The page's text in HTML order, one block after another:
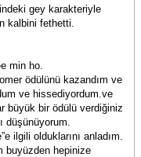
gey karakteriyle
kalbini fethetti.
min ho.
ödülünü kazandım ve
ve hissediyordum.ve
büyük bir ödülü verdiğiniz
düşünüyorum.
ilgili olduklarını anladım.
buyüzden hepinize